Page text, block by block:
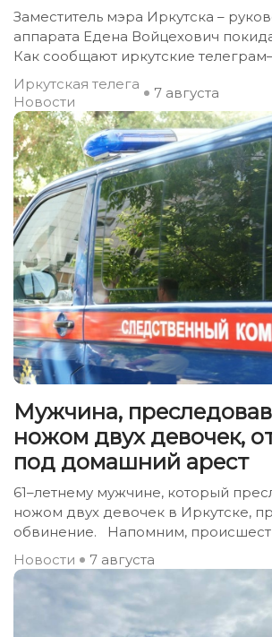
Заместитель мэра Иркутска –
аппарата Едена Войцехович
Как сообщают иркутские
Иркутская телега
Новости
7 августа
Мужчина,
ножом двух девочек,
под домашний арест
61–летнему мужчине, который
ножом двух девочек в Иркутске,
обвинение. Напомним,
Новости
7 августа